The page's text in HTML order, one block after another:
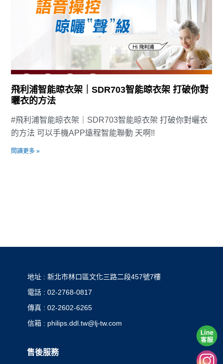
飛利浦智能晾衣架｜SDR703智能晾衣架 打破你對
曬衣的方法
#飛利浦智能晾衣架｜SDR703智能晾衣架 打破你對曬衣
的方法 可以手機APP遠程智能聯動 天啊!!
閱讀更多 »
地址 : 新北市林口區文化三路二段457號7樓
電話 : 02-2768-0817
傳真 : 02-2602-6265
信箱 : philips.ddl.tw@lj-tw.com
售後服務